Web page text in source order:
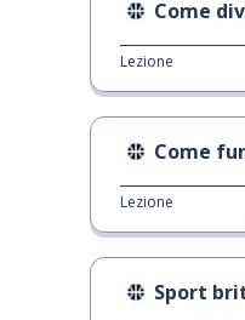
Come
Lezione
Come
Lezione
Sport